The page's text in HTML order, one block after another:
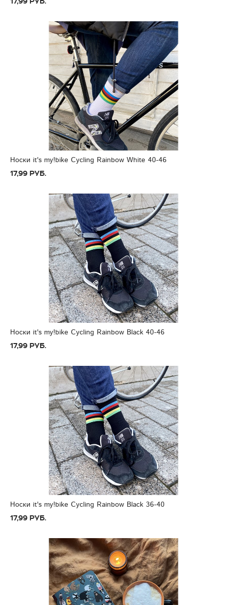
Носки it's my!bike Cycling Rainbow White 40-46
17,99 руб.
Носки it's my!bike Cycling Rainbow Black 40-46
17,99 руб.
Носки it's my!bike Cycling Rainbow Black 36-40
17,99 руб.